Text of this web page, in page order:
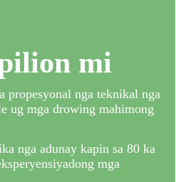
mi
propesyonal nga teknikal nga
ug mga drowing mahimong
nga adunay kapin sa 80 ka
mga